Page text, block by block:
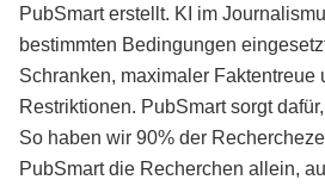
PubSmart erstellt. KI im
bestimmten Bedingungen
Schranken, maximaler Faktentreue
Restriktionen. PubSmart sorgt
So haben wir 90% der
PubSmart die Recherchen allein,